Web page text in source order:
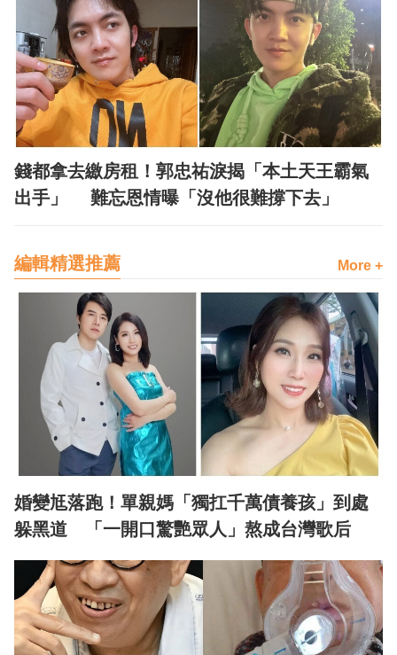
錢都拿去繳房租！郭忠祐淚揭「本土天王霸氣
出手」 難忘恩情曝「沒他很難撐下去」
編輯精選推薦 More +
婚變尪落跑！單親媽「獨扛千萬債養孩」到處
躲黑道 「一開口驚艷眾人」熬成台灣歌后